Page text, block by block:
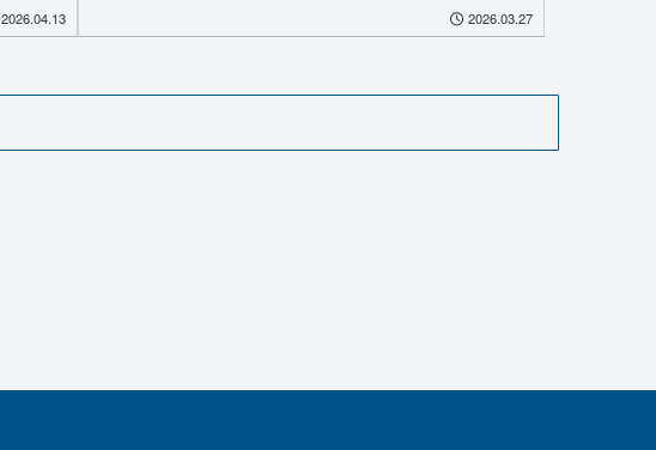
2026.04.13 2026.03.27